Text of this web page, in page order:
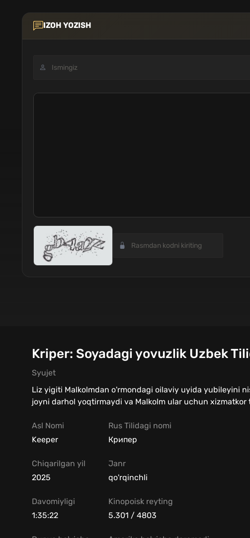
IZOH YOZISH
Kriper: Soyadagi yovuzlik Uzbek
Syujet
Liz yigiti Malkolmdan o'rmondagi oilaviy uyida yubileyini
joyni darhol yoqtirmaydi va Malkolm ular uchun xizmatkor
Asl Nomi
Keeper
Rus Tilidagi nomi
Крипер
Chiqarilgan yil
2025
Janr
qo'rqinchli
Davomiyligi
1:35:22
Kinopoisk reyting
5.301 / 4803